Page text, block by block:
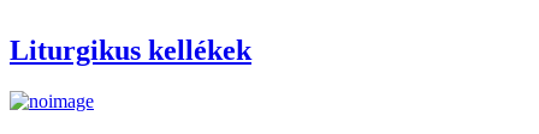
Liturgikus kellékek